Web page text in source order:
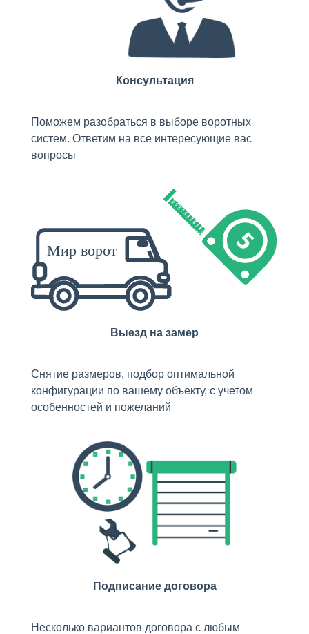
Консультация
Поможем разобраться в выборе воротных
систем. Ответим на все интересующие вас
вопросы
Выезд на замер
Снятие размеров, подбор оптимальной
конфигурации по вашему объекту, с учетом
особенностей и пожеланий
Подписание договора
Несколько вариантов договора с любым